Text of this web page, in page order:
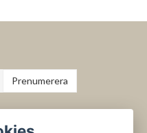
Prenumerera